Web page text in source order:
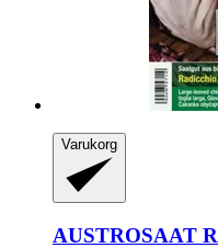
Varukorg
AUSTROSAAT